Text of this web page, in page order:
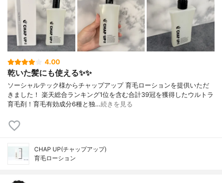
4.00
乾いた髪にも使える✨✨
ソーシャルテック様からチャップアップ 育毛ローションを提供いただ
きました！ 楽天総合ランキング1位を含む合計39冠を獲得したウルトラ
育毛剤！育毛有効成分6種と独…続きを見る
CHAP UP(チャップアップ)
育毛ローション